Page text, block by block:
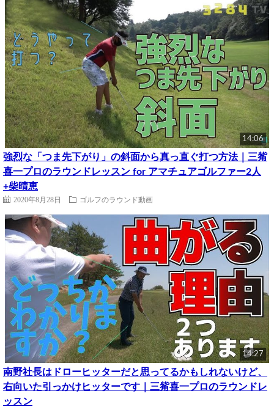
14:06
強烈な「つま先下がり」の斜面から真っ直ぐ打つ方法｜三觜
喜一プロのラウンドレッスン for アマチュアゴルファー2人
+柴晴恵
2020年8月28日 ゴルフのラウンド動画
14:27
南野社長はドローヒッターだと思ってるかもしれないけど、
右向いた引っかけヒッターです｜三觜喜一プロのラウンドレ
ッスン